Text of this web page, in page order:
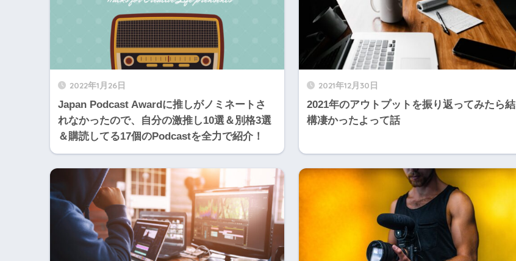
2022年1月26日
Japan Podcast Awardに推しがノミネートさ
れなかったので、自分の激推し10選＆別格3選
＆購読してる17個のPodcastを全力で紹介！
2021年12月30日
2021年のアウトプットを振り返ってみたら結
構凄かったよって話